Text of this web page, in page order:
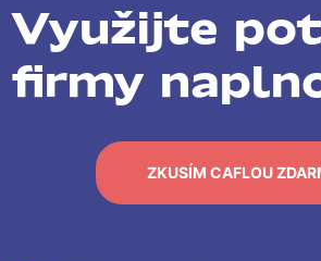
Využijte
firmy
ZKUSÍM CAFLOU